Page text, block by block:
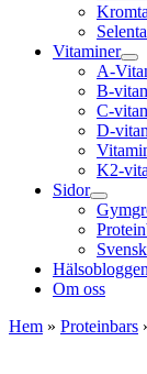
Vitaminer
A-
B-
C-
D-
K2-
Sidor
Hälsobloggen
Om oss
Hem » Proteinbars